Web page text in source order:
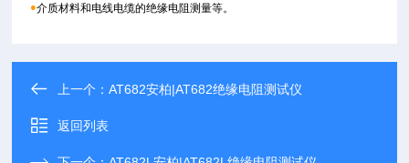
●介质材料和电线电缆的绝缘电阻测量等。
上一个：AT682安柏|AT682绝缘电阻测试仪
返回列表